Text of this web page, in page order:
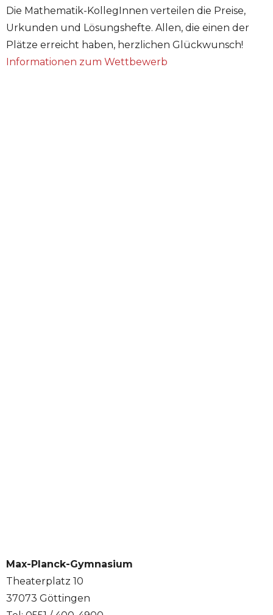
Die Mathematik-KollegInnen verteilen die Preise,
Urkunden und Lösungshefte. Allen, die einen der
Plätze erreicht haben, herzlichen Glückwunsch!
Informationen zum Wettbewerb
Max-Planck-Gymnasium
Theaterplatz 10
37073 Göttingen